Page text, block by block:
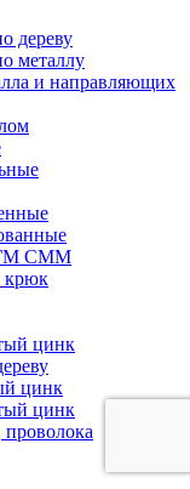
дереву
металлу
и направляющих
СММ
крюк
цинк
цинк
цинк